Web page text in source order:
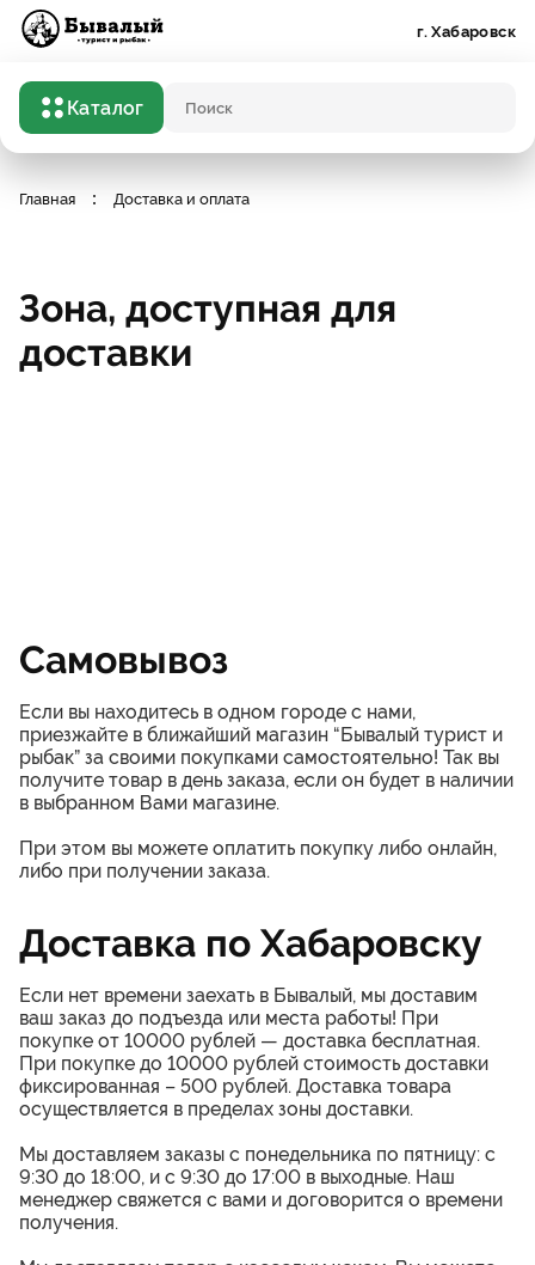
г. Хабаровск
Каталог Поисковый запрос
Главная Доставка и оплата
Зона, доступная для
доставки
Самовывоз
Если вы находитесь в одном городе с нами,
приезжайте в ближайший магазин “Бывалый турист и
рыбак” за своими покупками самостоятельно! Так вы
получите товар в день заказа, если он будет в наличии
в выбранном Вами магазине.
При этом вы можете оплатить покупку либо онлайн,
либо при получении заказа.
Доставка по Хабаровску
Если нет времени заехать в Бывалый, мы доставим
ваш заказ до подъезда или места работы! При
покупке от 10000 рублей — доставка бесплатная.
При покупке до 10000 рублей стоимость доставки
фиксированная – 500 рублей. Доставка товара
осуществляется в пределах зоны доставки.
Мы доставляем заказы с понедельника по пятницу: с
9:30 до 18:00, и с 9:30 до 17:00 в выходные. Наш
менеджер свяжется с вами и договорится о времени
получения.